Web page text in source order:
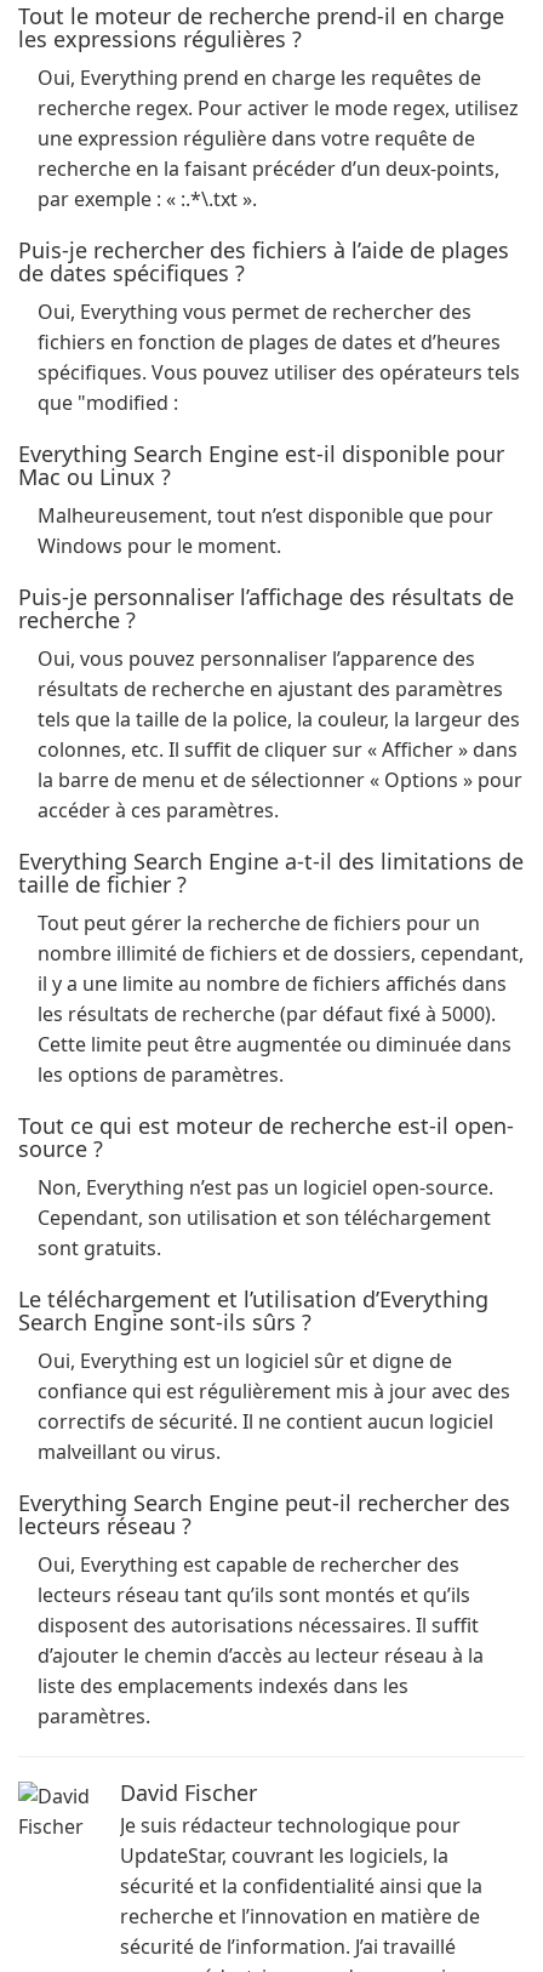
Tout le moteur de recherche prend-il en charge
les expressions régulières ?
Oui, Everything prend en charge les requêtes de
recherche regex. Pour activer le mode regex, utilisez
une expression régulière dans votre requête de
recherche en la faisant précéder d’un deux-points,
par exemple : « :.*\.txt ».
Puis-je rechercher des fichiers à l’aide de plages
de dates spécifiques ?
Oui, Everything vous permet de rechercher des
fichiers en fonction de plages de dates et d’heures
spécifiques. Vous pouvez utiliser des opérateurs tels
que "modified :
Everything Search Engine est-il disponible pour
Mac ou Linux ?
Malheureusement, tout n’est disponible que pour
Windows pour le moment.
Puis-je personnaliser l’affichage des résultats de
recherche ?
Oui, vous pouvez personnaliser l’apparence des
résultats de recherche en ajustant des paramètres
tels que la taille de la police, la couleur, la largeur des
colonnes, etc. Il suffit de cliquer sur « Afficher » dans
la barre de menu et de sélectionner « Options » pour
accéder à ces paramètres.
Everything Search Engine a-t-il des limitations de
taille de fichier ?
Tout peut gérer la recherche de fichiers pour un
nombre illimité de fichiers et de dossiers, cependant,
il y a une limite au nombre de fichiers affichés dans
les résultats de recherche (par défaut fixé à 5000).
Cette limite peut être augmentée ou diminuée dans
les options de paramètres.
Tout ce qui est moteur de recherche est-il open-
source ?
Non, Everything n’est pas un logiciel open-source.
Cependant, son utilisation et son téléchargement
sont gratuits.
Le téléchargement et l’utilisation d’Everything
Search Engine sont-ils sûrs ?
Oui, Everything est un logiciel sûr et digne de
confiance qui est régulièrement mis à jour avec des
correctifs de sécurité. Il ne contient aucun logiciel
malveillant ou virus.
Everything Search Engine peut-il rechercher des
lecteurs réseau ?
Oui, Everything est capable de rechercher des
lecteurs réseau tant qu’ils sont montés et qu’ils
disposent des autorisations nécessaires. Il suffit
d’ajouter le chemin d’accès au lecteur réseau à la
liste des emplacements indexés dans les
paramètres.
David Fischer
Je suis rédacteur technologique pour
UpdateStar, couvrant les logiciels, la
sécurité et la confidentialité ainsi que la
recherche et l’innovation en matière de
sécurité de l’information. J’ai travaillé